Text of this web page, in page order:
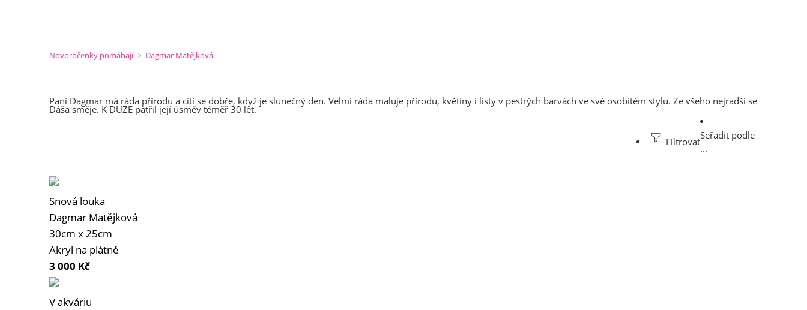
Novoročenky pomáhají Dagmar Matějková
Paní Dagmar má ráda přírodu a cítí se dobře, když je slunečný den. Velmi ráda maluje přírodu, květiny i listy v pestrých barvách ve své osobitém stylu. Ze všeho nejradši se
Dáša směje. K DUZE patřil její úsměv téměř 30 let.
Filtrovat
Seřadit podle
...
Snová louka
Dagmar Matějková
30cm x 25cm
Akryl na plátně
3 000 Kč
V akváriu